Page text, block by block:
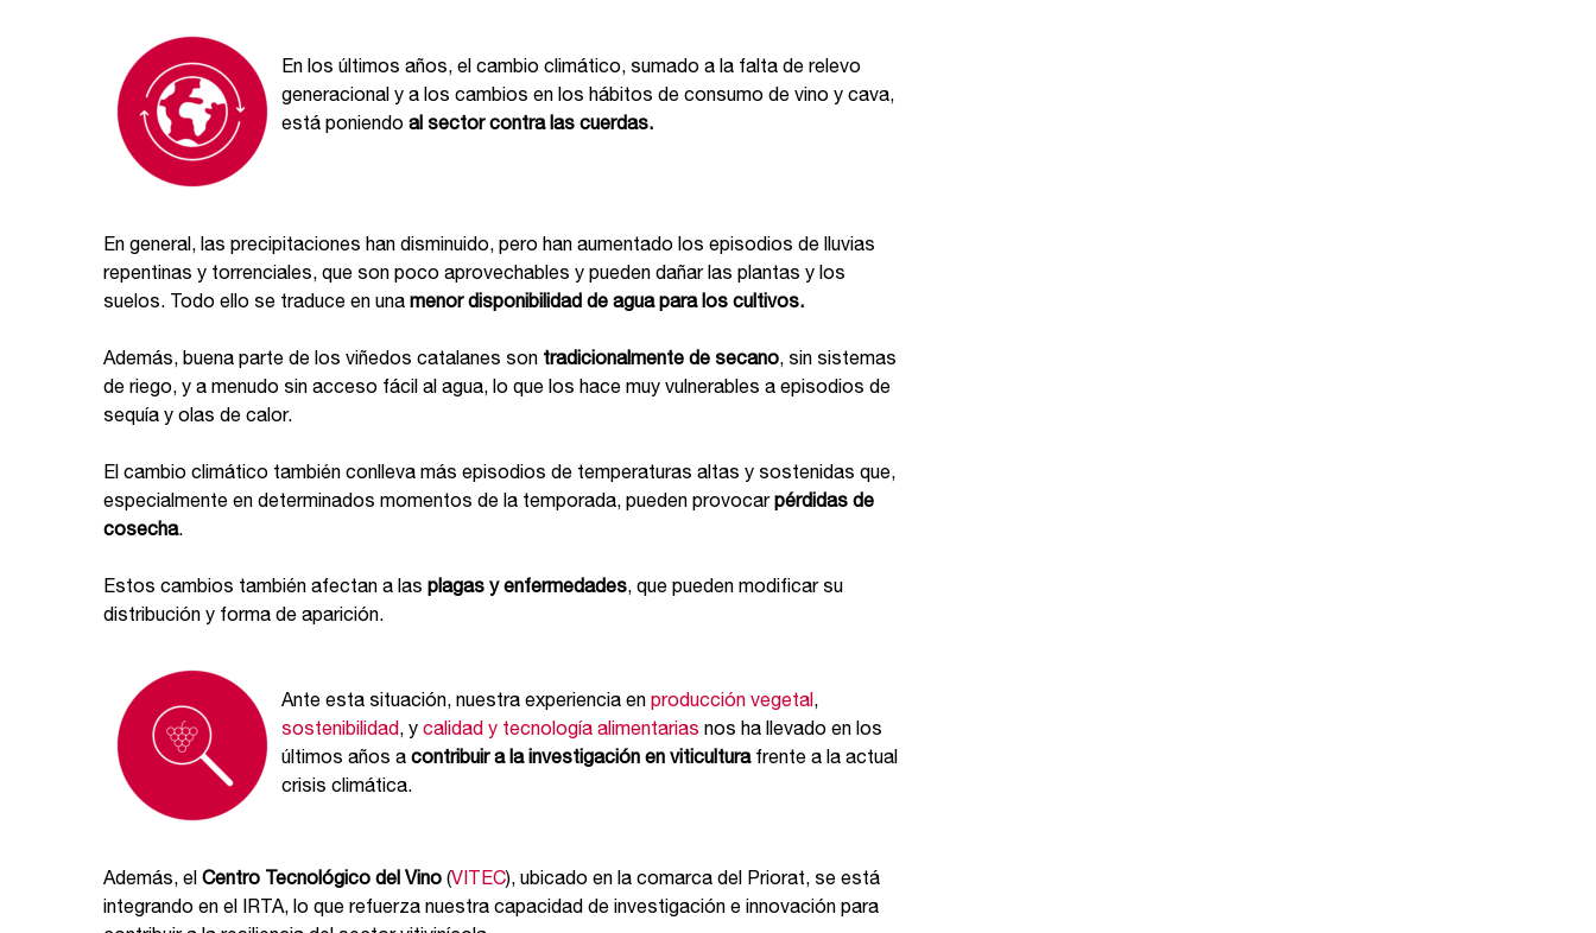
En los últimos años, el cambio climático, sumado a la falta de relevo
generacional y a los cambios en los hábitos de consumo de vino y cava,
está poniendo al sector contra las cuerdas.
En general, las precipitaciones han disminuido, pero han aumentado los episodios de lluvias
repentinas y torrenciales, que son poco aprovechables y pueden dañar las plantas y los
suelos. Todo ello se traduce en una menor disponibilidad de agua para los cultivos.
Además, buena parte de los viñedos catalanes son tradicionalmente de secano, sin sistemas
de riego, y a menudo sin acceso fácil al agua, lo que los hace muy vulnerables a episodios de
sequía y olas de calor.
El cambio climático también conlleva más episodios de temperaturas altas y sostenidas que,
especialmente en determinados momentos de la temporada, pueden provocarpérdidas de
cosecha.
Estos cambios también afectan a las plagas y enfermedades, que pueden modificar su
distribución y forma de aparición.
Ante esta situación, nuestra experiencia en producción vegetal,
sostenibilidad, y calidad y tecnología alimentarias nos ha llevado en los
últimos años a contribuir a la investigación en viticulturafrente a la actual
crisis climática.
Además, el Centro Tecnológico del Vino (VITEC), ubicado en la comarca del Priorat, se está
integrando en el IRTA, lo que refuerza nuestra capacidad de investigación e innovación para